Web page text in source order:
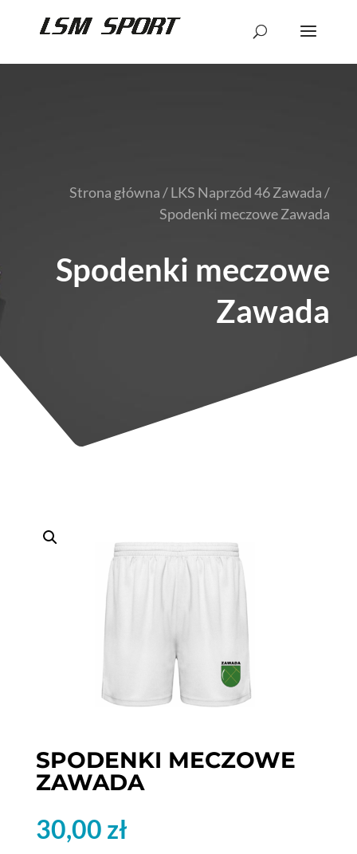
Strona główna/LKS Naprzód 46 Zawada/
Spodenki meczowe Zawada
Spodenki meczowe
Zawada
SPODENKI MECZOWE
ZAWADA
30,00 zł